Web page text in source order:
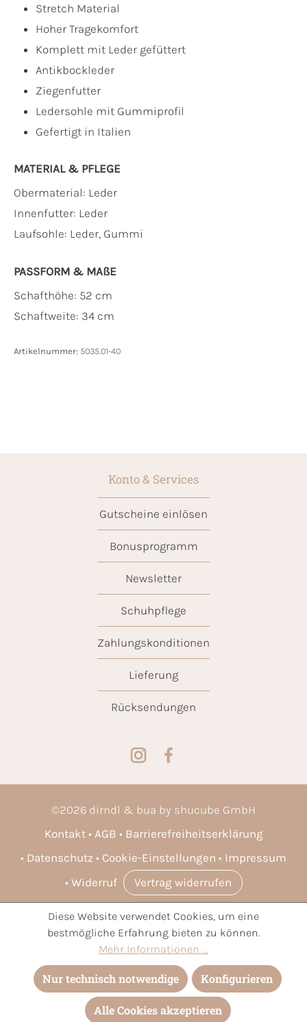
Stretch Material
Hoher Tragekomfort
Komplett mit Leder gefüttert
Antikbockleder
Ziegenfutter
Ledersohle mit Gummiprofil
Gefertigt in Italien
MATERIAL & PFLEGE
Obermaterial: Leder
Innenfutter: Leder
Laufsohle: Leder, Gummi
PASSFORM & MAẞE
Schafthöhe: 52 cm
Schaftweite: 34 cm
Artikelnummer: 5035.01-40
Konto & Services
Gutscheine einlösen
Bonusprogramm
Newsletter
Schuhpflege
Zahlungskonditionen
Lieferung
Rücksendungen
©2026 dirndl & bua by shucube GmbH
Kontakt
AGB
Barrierefreiheitserklärung
Datenschutz
Cookie-Einstellungen
Impressum
Widerruf
Vertrag widerrufen
* Alle Preise inkl. gesetzl. Mehrwertsteuer zzgl.Versandkosten
und ggf. Nachnahmegebühren, wenn nicht anders angegeben.
Diese Website verwendet Cookies, um eine
bestmögliche Erfahrung bieten zu können.
Mehr Informationen ...
Nur technisch notwendige Konfigurieren
Alle Cookies akzeptieren